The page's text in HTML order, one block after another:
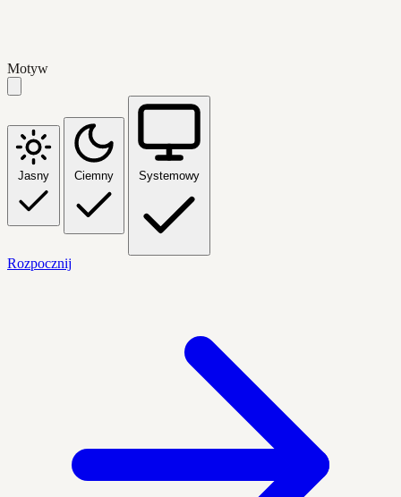
Motyw
Jasny Ciemny Systemowy
Rozpocznij